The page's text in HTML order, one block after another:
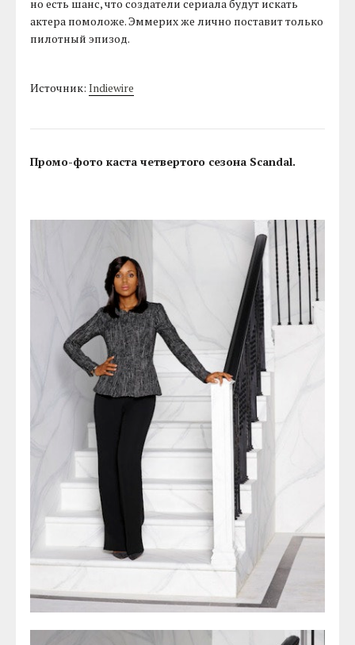
но есть шанс, что создатели сериала будут искать
актера помоложе. Эммерих же лично поставит только
пилотный эпизод.
Источник:Indiewire
Промо-фото каста четвертого сезона Scandal.